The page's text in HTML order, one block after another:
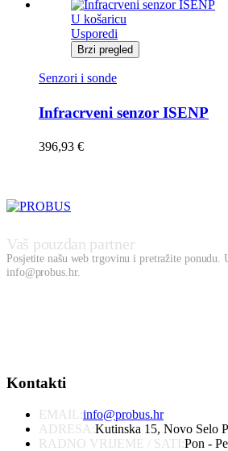
U košaricu
Usporedi
Brzi pregled
Senzori i sonde
Infracrveni senzor ISENP
396,93 €
Vaš pouzdan partner
Posjetite našu web trgovinu i pretražite
info@probus.hr.
Kontakti
EMAIL:info@probus.hr
ADRESA:Kutinska 15, Novo Selo
RADNO VRIJEME / SATI:Pon -